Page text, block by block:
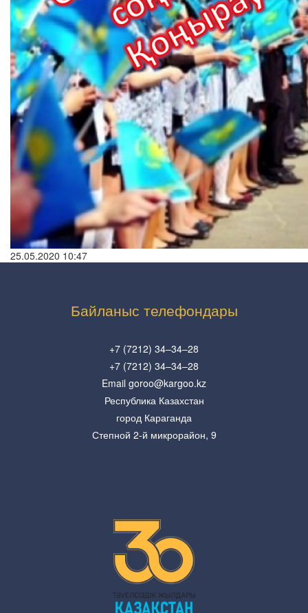
25.05.2020 10:47
Байланыс телефондары
+7 (7212) 34–34–28
+7 (7212) 34–34–28
Email goroo@kargoo.kz
Республика Казахстан
город Караганда
Степной 2-й микрорайон, 9